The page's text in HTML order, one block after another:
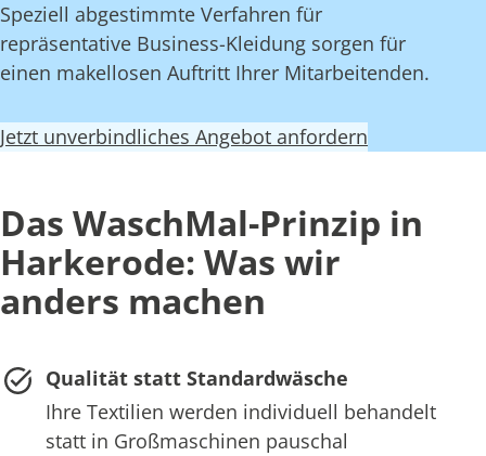
Speziell abgestimmte Verfahren für
repräsentative Business-Kleidung sorgen für
einen makellosen Auftritt Ihrer Mitarbeitenden.
Jetzt unverbindliches Angebot anfordern
Das WaschMal-Prinzip in
Harkerode: Was wir
anders machen
Qualität statt Standardwäsche
Ihre Textilien werden individuell behandelt
statt in Großmaschinen pauschal